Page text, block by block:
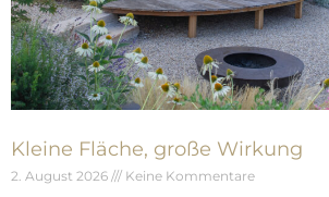
Kleine Fläche, große Wirkung
2. August 2026 Keine Kommentare